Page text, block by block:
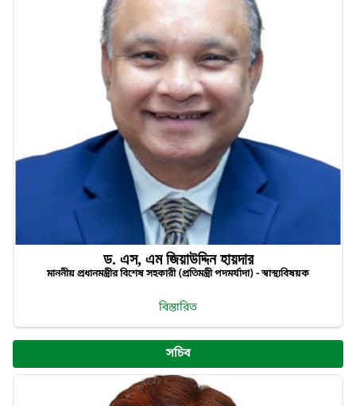
ড. এস, এম জিয়াউদ্দিন হায়দার
মাননীয় প্রধানমন্ত্রীর বিশেষ সহকারী (প্রতিমন্ত্রী পদমর্যাদা) - স্বাস্থ্যবিষয়ক
বিস্তারিত
সচিব